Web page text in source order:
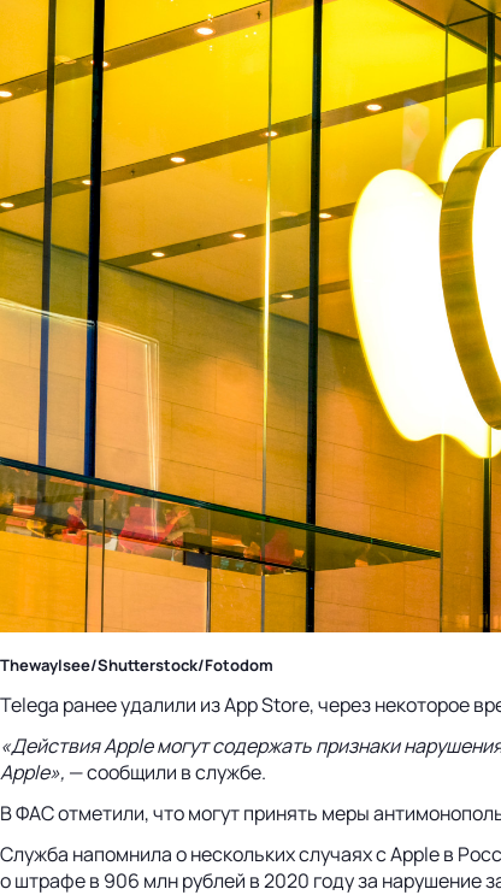
ThewayIsee/Shutterstock/Fotodom
Telega ранее удалили из App Store, через некоторое
«Действия Apple могут содержать признаки
Apple», — сообщили в службе.
В ФАС отметили, что могут принять меры
Служба напомнила о нескольких случаях с Apple в
о штрафе в 906 млн рублей в 2020 году за нарушение